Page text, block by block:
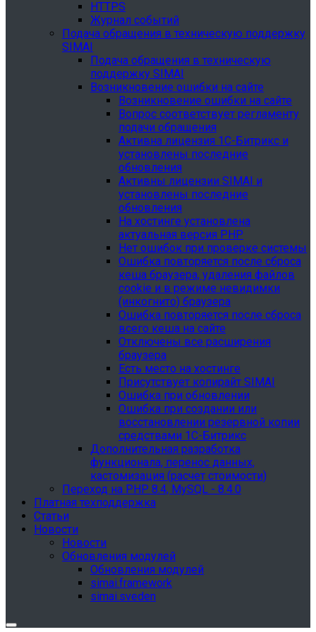
HTTPS
Журнал событий
Подача обращения в техническую поддержку
SIMAI
Подача обращения в техническую
поддержку SIMAI
Возникновение ошибки на сайте
Возникновение ошибки на сайте
Вопрос соответствует регламенту
подачи обращения
Активна лицензия 1С-Битрикс и
установлены последние
обновления
Активны лицензии SIMAI и
установлены последние
обновления
На хостинге установлена
актуальная версия PHP
Нет ошибок при проверке системы
Ошибка повторяется после сброса
кеша браузера, удаления файлов
cookie и в режиме невидимки
(инкогнито) браузера
Ошибка повторяется после сброса
всего кеша на сайте
Отключены все расширения
браузера
Есть место на хостинге
Присутствует копирайт SIMAI
Ошибка при обновлении
Ошибка при создании или
восстановлении резервной копии
средствами 1С-Битрикс
Дополнительная разработка
функционала, перенос данных,
кастомизация (расчет стоимости)
Переход на PHP 8.4, MySQL - 8.4.0
Платная техподдержка
Статьи
Новости
Новости
Обновления модулей
Обновления модулей
simai.framework
simai.sveden